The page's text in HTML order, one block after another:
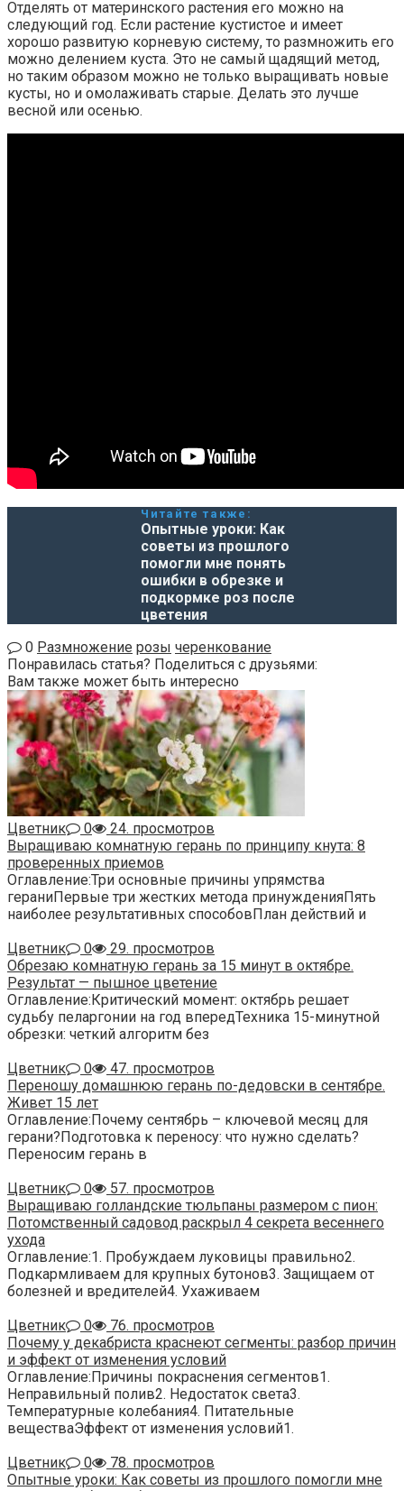
Отделять от материнского растения его можно на
следующий год. Если растение кустистое и имеет
хорошо развитую корневую систему, то размножить его
можно делением куста. Это не самый щадящий метод,
но таким образом можно не только выращивать новые
кусты, но и омолаживать старые. Делать это лучше
весной или осенью.
Читайте также:
Опытные уроки: Как
советы из прошлого
помогли мне понять
ошибки в обрезке и
подкормке роз после
цветения
0 Размножение розы черенкование
Понравилась статья? Поделиться с друзьями:
Вам также может быть интересно
Цветник 0
24. просмотров
Выращиваю комнатную герань по принципу кнута: 8
проверенных приемов
Оглавление:Три основные причины упрямства
гераниПервые три жестких метода принужденияПять
наиболее результативных способовПлан действий и
Цветник
0
29. просмотров
Обрезаю комнатную герань за 15 минут в октябре.
Результат — пышное цветение
Оглавление:Критический момент: октябрь решает
судьбу пеларгонии на год впередТехника 15-минутной
обрезки: четкий алгоритм без
Цветник
0
47. просмотров
Переношу домашнюю герань по-дедовски в сентябре.
Живет 15 лет
Оглавление:Почему сентябрь – ключевой месяц для
герани?Подготовка к переносу: что нужно сделать?
Переносим герань в
Цветник
0
57. просмотров
Выращиваю голландские тюльпаны размером с пион:
Потомственный садовод раскрыл 4 секрета весеннего
ухода
Оглавление:1. Пробуждаем луковицы правильно2.
Подкармливаем для крупных бутонов3. Защищаем от
болезней и вредителей4. Ухаживаем
Цветник
0
76. просмотров
Почему у декабриста краснеют сегменты: разбор причин
и эффект от изменения условий
Оглавление:Причины покраснения сегментов1.
Неправильный полив2. Недостаток света3.
Температурные колебания4. Питательные
веществаЭффект от изменения условий1.
Цветник
0
78. просмотров
Опытные уроки: Как советы из прошлого помогли мне